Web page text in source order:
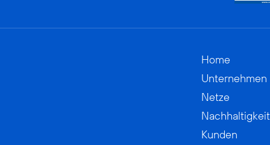
Home
Unternehmen
Netze
Nachhaltigkeit
Kunden